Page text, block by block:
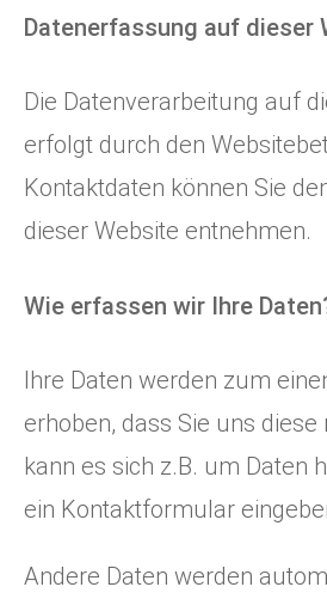
Datenerfassung auf dieser
Die Datenverarbeitung auf
erfolgt durch den
Kontaktdaten können Sie
dieser Website entnehmen.
Wie erfassen wir Ihre
Ihre Daten werden zum
erhoben, dass Sie uns
kann es sich z.B. um Daten
ein Kontaktformular
Andere Daten werden